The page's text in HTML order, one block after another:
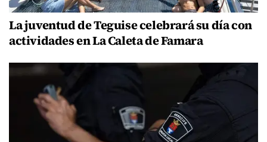
La juventud de Teguise celebrará su día con
actividades en La Caleta de Famara